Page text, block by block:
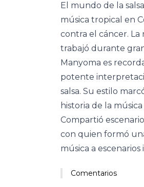
El mundo de la
música tropical en
contra el cáncer. La
trabajó durante
Manyoma es
potente
salsa. Su estilo
historia de la
Compartió
con quien formó
música a
Comentarios